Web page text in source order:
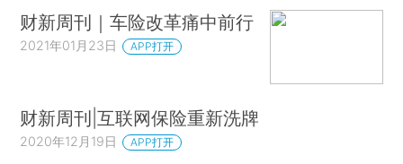
财新周刊｜车险改革痛中前行
2021年01月23日 APP打开
财新周刊|互联网保险重新洗牌
2020年12月19日 APP打开